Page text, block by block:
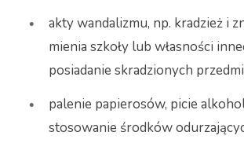
akty wandalizmu, np. kradzież i
mienia szkoły lub własności
posiadanie skradzionych
palenie papierosów, picie
stosowanie środków